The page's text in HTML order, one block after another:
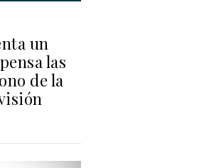
un
las
de la